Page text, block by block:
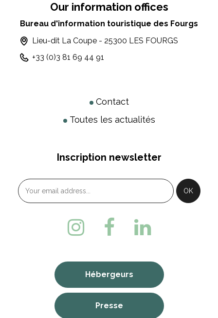
Our information offices
Bureau d'information touristique des Fourgs
Lieu-dit La Coupe - 25300 LES FOURGS
+33 (0)3 81 69 44 91
Contact
Toutes les actualités
Inscription newsletter
Hébergeurs
Presse